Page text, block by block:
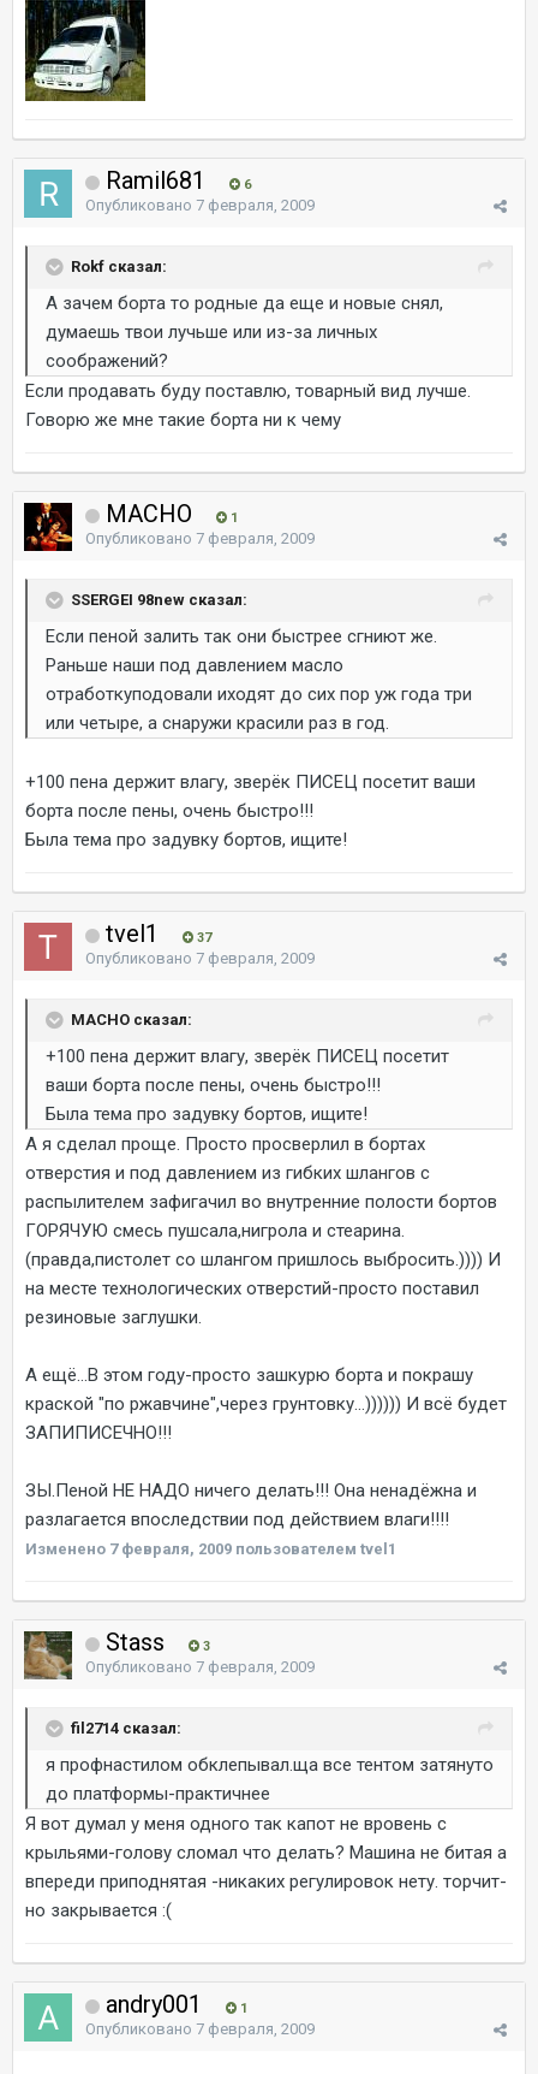
Ramil681 6
Опубликовано 7 февраля, 2009
Rokf сказал:
А зачем борта то родные да еще и новые снял,
думаешь твои лучьше или из-за личных
соображений?
Если продавать буду поставлю, товарный вид лучше.
Говорю же мне такие борта ни к чему
MACHO 1
Опубликовано 7 февраля, 2009
SSERGEI 98new сказал:
Если пеной залить так они быстрее сгниют же.
Раньше наши под давлением масло
отработкуподовали иходят до сих пор уж года три
или четыре, а снаружи красили раз в год.
+100 пена держит влагу, зверёк ПИСЕЦ посетит ваши
борта после пены, очень быстро!!!
Была тема про задувку бортов, ищите!
tvel1 37
Опубликовано 7 февраля, 2009
MACHO сказал:
+100 пена держит влагу, зверёк ПИСЕЦ посетит
ваши борта после пены, очень быстро!!!
Была тема про задувку бортов, ищите!
А я сделал проще. Просто просверлил в бортах
отверстия и под давлением из гибких шлангов с
распылителем зафигачил во внутренние полости бортов
ГОРЯЧУЮ смесь пушсала,нигрола и стеарина.
(правда,пистолет со шлангом пришлось выбросить.)))) И
на месте технологических отверстий-просто поставил
резиновые заглушки.
А ещё...В этом году-просто зашкурю борта и покрашу
краской "по ржавчине",через грунтовку...)))))) И всё будет
ЗАПИПИСЕЧНО!!!
ЗЫ.Пеной НЕ НАДО ничего делать!!! Она ненадёжна и
разлагается впоследствии под действием влаги!!!!
Изменено 7 февраля, 2009 пользователем tvel1
Stass 3
Опубликовано 7 февраля, 2009
fil2714 сказал:
я профнастилом обклепывал.ща все тентом затянуто
до платформы-практичнее
Я вот думал у меня одного так капот не вровень с
крыльями-голову сломал что делать? Машина не битая а
впереди приподнятая -никаких регулировок нету. торчит-
но закрывается :(
andry001 1
Опубликовано 7 февраля, 2009